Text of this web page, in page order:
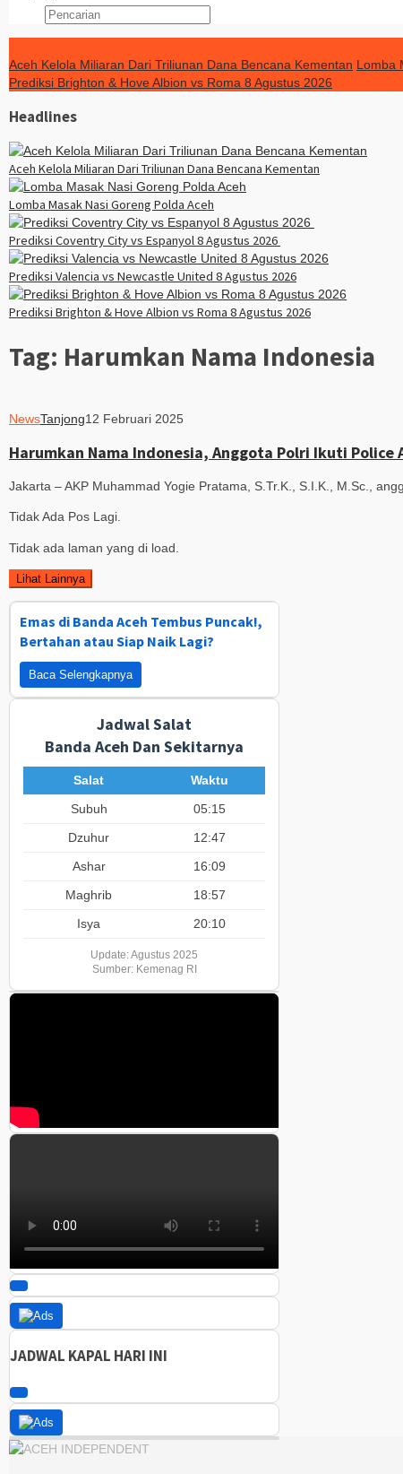
Aceh Kelola Miliaran Dari Triliunan Dana Bencana Kementan Lomba
Prediksi Brighton & Hove Albion vs Roma 8 Agustus 2026
Headlines
Aceh Kelola Miliaran Dari Triliunan Dana Bencana Kementan
Lomba Masak Nasi Goreng Polda Aceh
Prediksi Coventry City vs Espanyol 8 Agustus 2026
Prediksi Valencia vs Newcastle United 8 Agustus 2026
Prediksi Brighton & Hove Albion vs Roma 8 Agustus 2026
Tag: Harumkan Nama Indonesia
NewsTanjong12 Februari 2025
Harumkan Nama Indonesia, Anggota Polri Ikuti Police
Jakarta – AKP Muhammad Yogie Pratama, S.Tr.K., S.I.K., M.Sc.,
Tidak Ada Pos Lagi.
Tidak ada laman yang di load.
Lihat Lainnya
Emas di Banda Aceh Tembus Puncak!,
Bertahan atau Siap Naik Lagi?
Baca Selengkapnya
Jadwal Salat
Banda Aceh Dan Sekitarnya
Salat
Waktu
Subuh
05:15
Dzuhur
12:47
Ashar
16:09
Maghrib
18:57
Isya
20:10
Update: Agustus 2025
Sumber: Kemenag RI
JADWAL KAPAL HARI INI